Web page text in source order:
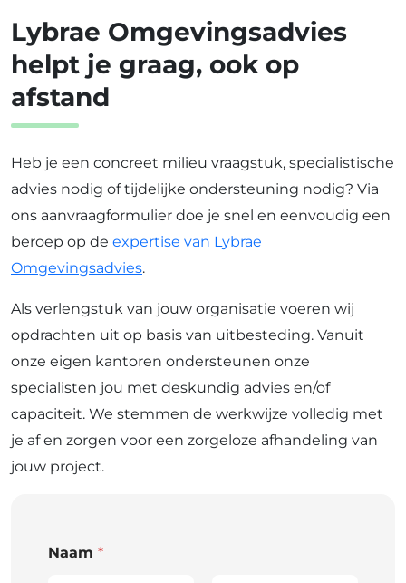
Lybrae Omgevingsadvies
helpt je graag, ook op
afstand
Heb je een concreet milieu vraagstuk, specialistische
advies nodig of tijdelijke ondersteuning nodig? Via
ons aanvraagformulier doe je snel en eenvoudig een
beroep op de expertise van Lybrae
Omgevingsadvies.
Als verlengstuk van jouw organisatie voeren wij
opdrachten uit op basis van uitbesteding. Vanuit
onze eigen kantoren ondersteunen onze
specialisten jou met deskundig advies en/of
capaciteit. We stemmen de werkwijze volledig met
je af en zorgen voor een zorgeloze afhandeling van
jouw project.
Naam *